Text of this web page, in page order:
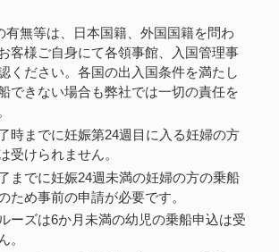
有無等は、日本国籍、外国国籍を問わ
客様ご自身にて各領事館、入国管理事
ください。各国の出入国条件を満たし
できない場合も弊社では一切の責任を
時までに妊娠第24週目に入る妊婦の方
受けられません。
までに妊娠24週未満の妊婦の方の乗船
ため事前の申請が必要です。
ーズは6か月未満の幼児の乗船申込は受
。